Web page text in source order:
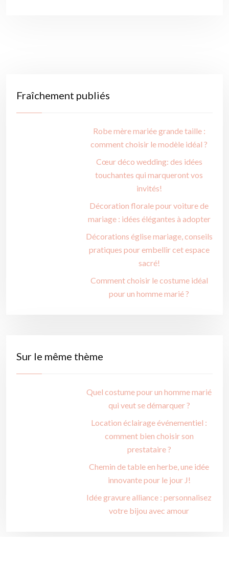
Fraîchement publiés
Robe mère mariée grande taille :
comment choisir le modèle idéal ?
Cœur déco wedding: des idées
touchantes qui marqueront vos
invités!
Décoration florale pour voiture de
mariage : idées élégantes à adopter
Décorations église mariage, conseils
pratiques pour embellir cet espace
sacré!
Comment choisir le costume idéal
pour un homme marié ?
Sur le même thème
Quel costume pour un homme marié
qui veut se démarquer ?
Location éclairage événementiel :
comment bien choisir son
prestataire ?
Chemin de table en herbe, une idée
innovante pour le jour J!
Idée gravure alliance : personnalisez
votre bijou avec amour